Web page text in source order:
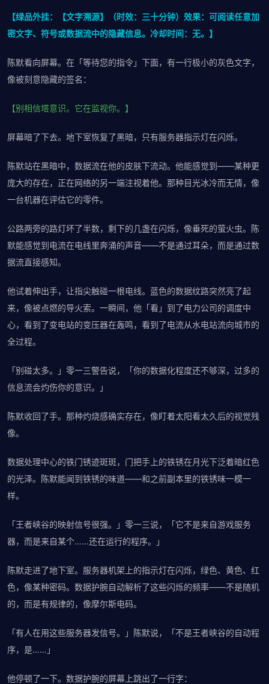
【绿品外挂：【文字溯源】（时效：三十分钟）效果：可阅读任意加
密文字、符号或数据流中的隐藏信息。冷却时间：无。】
陈默看向屏幕。在「等待您的指令」下面，有一行极小的灰色文字，
像被刻意隐藏的签名：
【别相信塔意识。它在监视你。】
屏幕暗了下去。地下室恢复了黑暗，只有服务器指示灯在闪烁。
陈默站在黑暗中，数据流在他的皮肤下流动。他能感觉到——某种更
庞大的存在，正在网络的另一端注视着他。那种目光冰冷而无情，像
一台机器在评估它的零件。
公路两旁的路灯坏了半数，剩下的几盏在闪烁，像垂死的萤火虫。陈
默能感觉到电流在电线里奔涌的声音——不是通过耳朵，而是通过数
据流直接感知。
他试着伸出手，让指尖触碰一根电线。蓝色的数据纹路突然亮了起
来，像被点燃的导火索。一瞬间，他「看」到了电力公司的调度中
心，看到了变电站的变压器在轰鸣，看到了电流从水电站流向城市的
全过程。
「别碰太多。」零一三警告说，「你的数据化程度还不够深，过多的
信息流会灼伤你的意识。」
陈默收回了手。那种灼烧感确实存在，像盯着太阳看太久后的视觉残
像。
数据处理中心的铁门锈迹斑斑，门把手上的铁锈在月光下泛着暗红色
的光泽。陈默能闻到铁锈的味道——和之前副本里的铁锈味一模一
样。
「王者峡谷的映射信号很强。」零一三说，「它不是来自游戏服务
器，而是来自某个……还在运行的程序。」
陈默走进了地下室。服务器机架上的指示灯在闪烁，绿色、黄色、红
色，像某种密码。数据护腕自动解析了这些闪烁的频率——不是随机
的，而是有规律的，像摩尔斯电码。
「有人在用这些服务器发信号。」陈默说，「不是王者峡谷的自动程
序，是……」
他停顿了一下。数据护腕的屏幕上跳出了一行字：